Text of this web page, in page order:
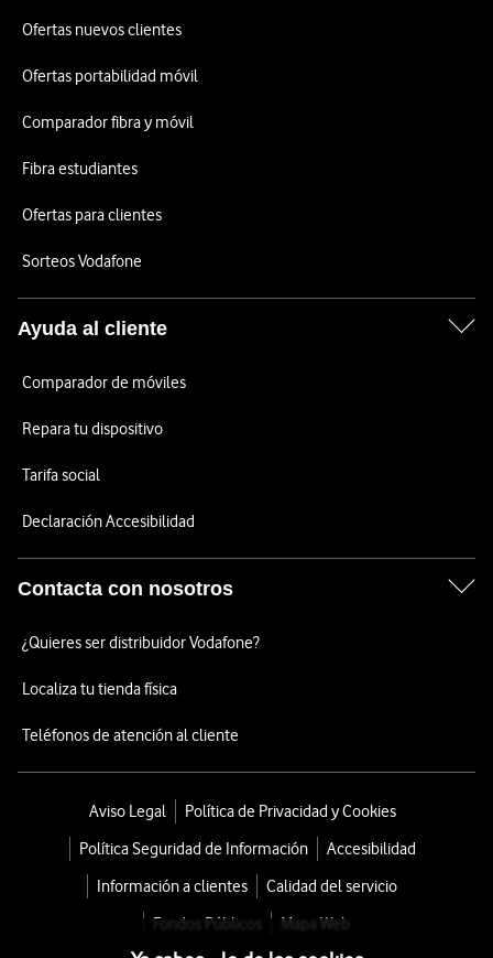
Ofertas nuevos clientes
Ofertas portabilidad móvil
Comparador fibra y móvil
Fibra estudiantes
Ofertas para clientes
Sorteos Vodafone
Ayuda al cliente
Comparador de móviles
Repara tu dispositivo
Tarifa social
Declaración Accesibilidad
Contacta con nosotros
¿Quieres ser distribuidor Vodafone?
Localiza tu tienda física
Teléfonos de atención al cliente
Aviso Legal
Política de Privacidad y Cookies
Política Seguridad de Información
Accesibilidad
Información a clientes
Calidad del servicio
Fondos Públicos
Mapa Web